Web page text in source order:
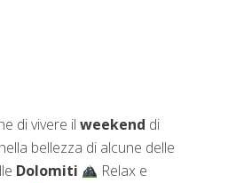
di vivere il weekend di
bellezza di alcune delle
Dolomiti
Relax e